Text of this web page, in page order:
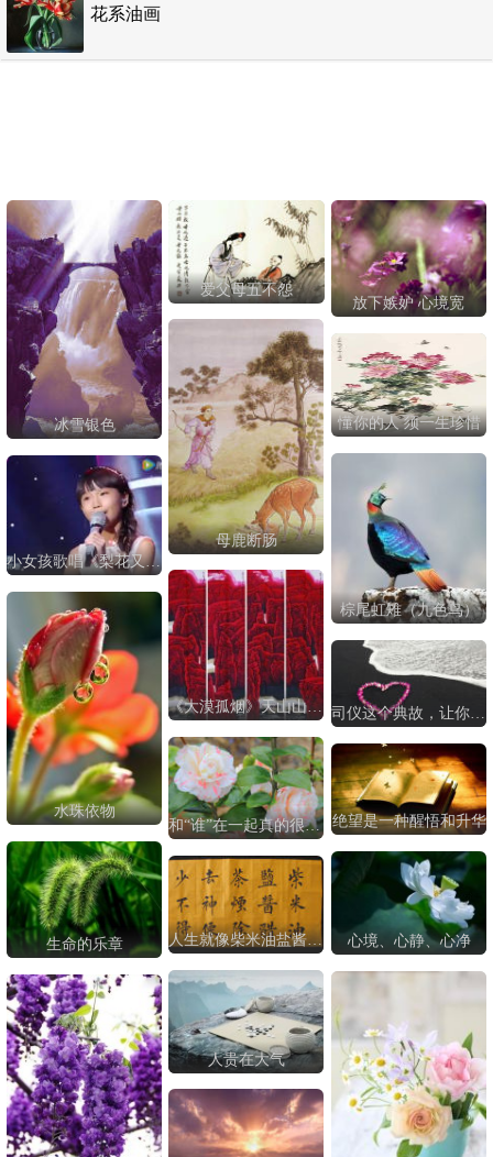
花系油画
冰雪银色
爱父母五不怨
放下嫉妒 心境宽
母鹿断肠
懂你的人 须一生珍惜
棕尾虹雉（九色鸟）
小女孩歌唱《梨花又开放》
《大漠孤烟》天山山水画
水珠依物
和“谁”在一起真的很重要 绝望是一种醒悟和升华
生命的乐章 心境、心静、心净
人生就像柴米油盐酱醋茶
人贵在大气